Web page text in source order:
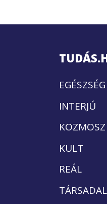
EGÉSZSÉG
INTERJÚ
KOZMOSZ
KULT
REÁL